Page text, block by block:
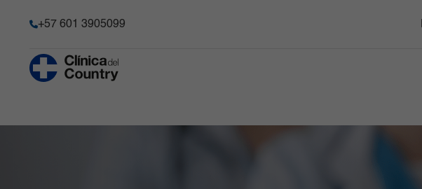
+57 601 3905099
Progenitores Hematopoyéticos